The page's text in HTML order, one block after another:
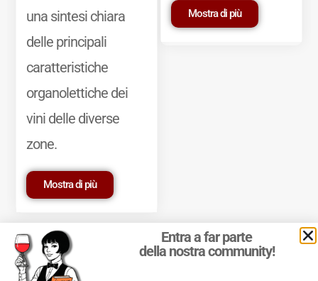
una sintesi chiara
delle principali
caratteristiche
organolettiche dei
vini delle diverse
zone.
Mostra di più
Mostra di più
Entra a far parte
della nostra community!